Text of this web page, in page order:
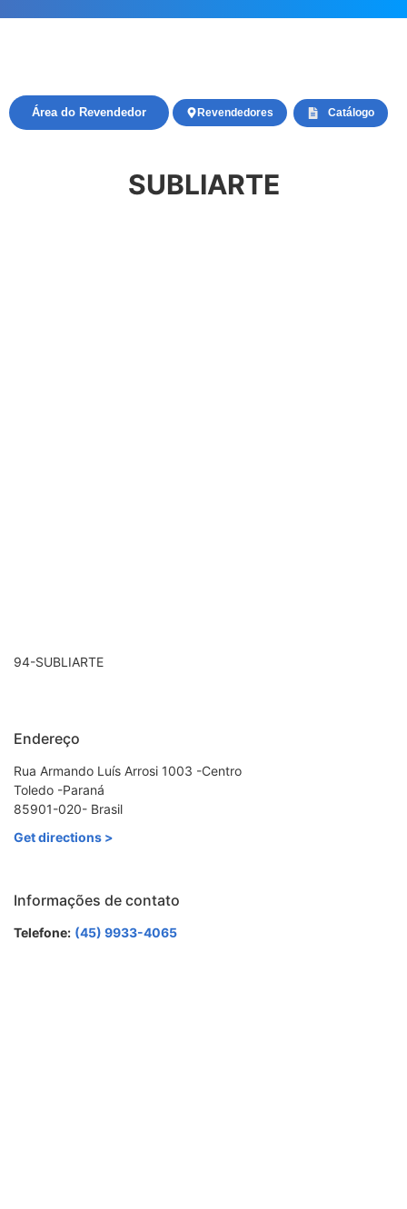
Catálogo
Revendedores
Área do Revendedor
SUBLIARTE
94-SUBLIARTE
Endereço
Rua Armando Luís Arrosi 1003 -Centro
Toledo -Paraná
85901-020- Brasil
Get directions >
Informações de contato
Telefone: (45) 9933-4065